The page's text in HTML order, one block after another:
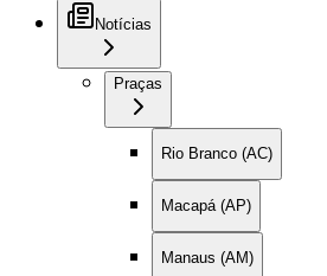
Notícias
Praças
Rio Branco (AC)
Macapá (AP)
Manaus (AM)